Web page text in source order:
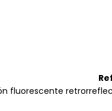
fluorescente